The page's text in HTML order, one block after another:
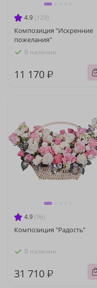
4.9 (129)
Композиция "Искренние
пожелания"
В наличии
11 170 ₽
4.9 (96)
Композиция "Радость"
В наличии
31 710 ₽